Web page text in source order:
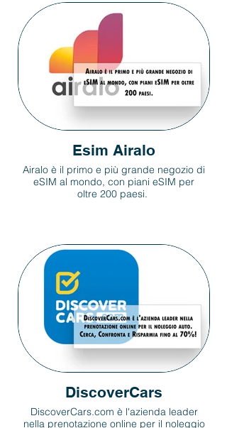
Esim Airalo
Airalo è il primo e più grande negozio di
eSIM al mondo, con piani eSIM per
oltre 200 paesi.
DiscoverCars
DiscoverCars.com è l'azienda leader
nella prenotazione online per il noleggio